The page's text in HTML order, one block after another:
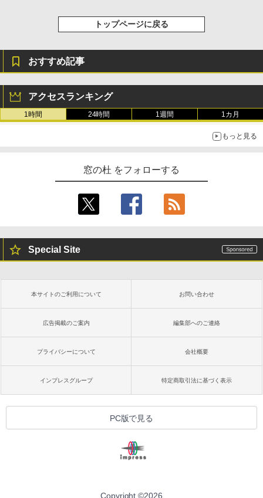
トップページに戻る
おすすめ記事
アクセスランキング
1時間 24時間 1週間 1カ月
もっと見る
窓の杜 をフォローする
Special Site
本サイトのご利用について お問い合わせ
広告掲載のご案内 編集部へのご連絡
プライバシーについて 会社概要
インプレスグループ 特定商取引法に基づく表示
PC版で見る
Copyright ©2026